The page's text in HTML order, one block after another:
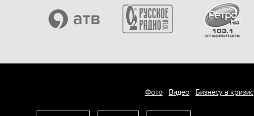
Фото Видео Бизнесу в кризис